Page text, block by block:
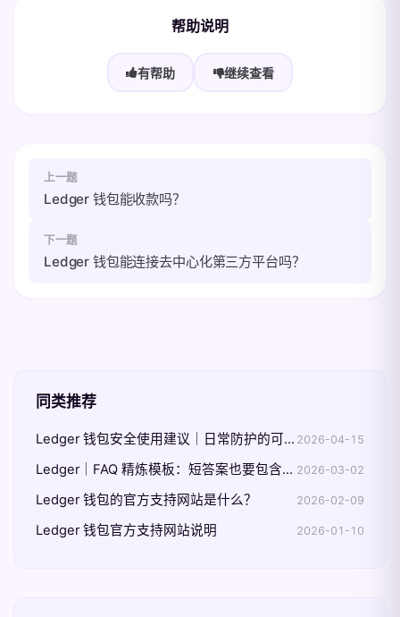
帮助说明
有帮助 继续查看
上一题
Ledger 钱包能收款吗？
下一题
Ledger 钱包能连接去中心化第三方平台吗？
同类推荐
Ledger 钱包安全使用建议｜日常防护的可执行清单 2026-04-15
Ledger｜FAQ 精炼模板：短答案也要包含边界条件 2026-03-02
Ledger 钱包的官方支持网站是什么？ 2026-02-09
Ledger 钱包官方支持网站说明 2026-01-10